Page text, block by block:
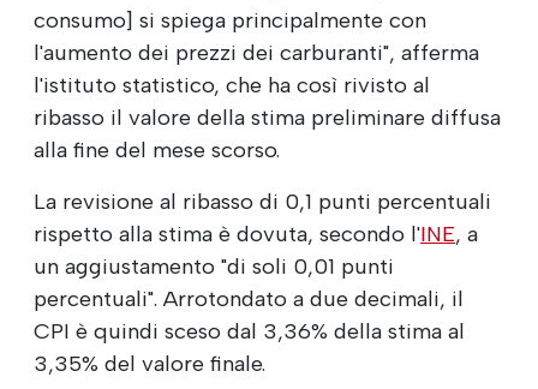
consumo] si spiega principalmente con
l'aumento dei prezzi dei carburanti", afferma
l'istituto statistico, che ha così rivisto al
ribasso il valore della stima preliminare diffusa
alla fine del mese scorso.
La revisione al ribasso di 0,1 punti percentuali
rispetto alla stima è dovuta, secondo l'INE, a
un aggiustamento "di soli 0,01 punti
percentuali". Arrotondato a due decimali, il
CPI è quindi sceso dal 3,36% della stima al
3,35% del valore finale.